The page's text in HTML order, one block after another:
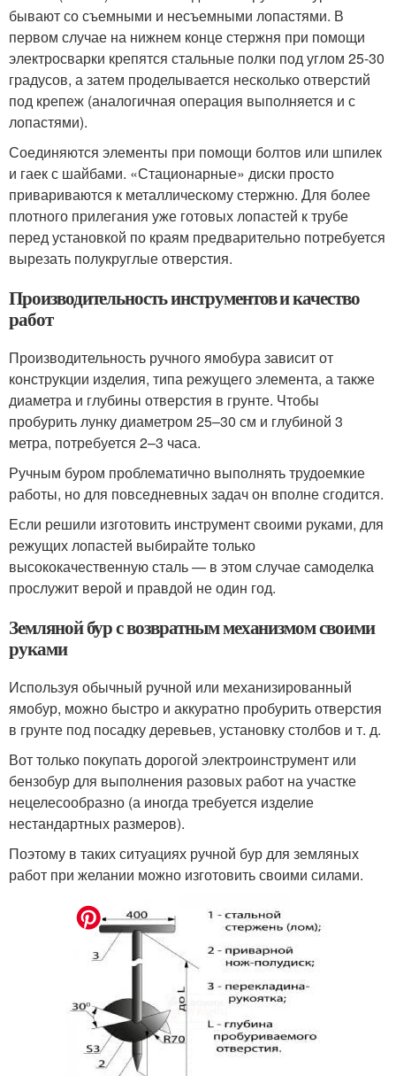
бывают со съемными и несъемными лопастями. В
первом случае на нижнем конце стержня при помощи
электросварки крепятся стальные полки под углом 25-30
градусов, а затем проделывается несколько отверстий
под крепеж (аналогичная операция выполняется и с
лопастями).
Соединяются элементы при помощи болтов или шпилек
и гаек с шайбами. «Стационарные» диски просто
привариваются к металлическому стержню. Для более
плотного прилегания уже готовых лопастей к трубе
перед установкой по краям предварительно потребуется
вырезать полукруглые отверстия.
Производительность инструментов и качество
работ
Производительность ручного ямобура зависит от
конструкции изделия, типа режущего элемента, а также
диаметра и глубины отверстия в грунте. Чтобы
пробурить лунку диаметром 25–30 см и глубиной 3
метра, потребуется 2–3 часа.
Ручным буром проблематично выполнять трудоемкие
работы, но для повседневных задач он вполне сгодится.
Если решили изготовить инструмент своими руками, для
режущих лопастей выбирайте только
высококачественную сталь — в этом случае самоделка
прослужит верой и правдой не один год.
Земляной бур с возвратным механизмом своими
руками
Используя обычный ручной или механизированный
ямобур, можно быстро и аккуратно пробурить отверстия
в грунте под посадку деревьев, установку столбов и т. д.
Вот только покупать дорогой электроинструмент или
бензобур для выполнения разовых работ на участке
нецелесообразно (а иногда требуется изделие
нестандартных размеров).
Поэтому в таких ситуациях ручной бур для земляных
работ при желании можно изготовить своими силами.